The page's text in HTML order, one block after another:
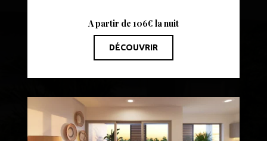
A partir de 106€ la nuit
DÉCOUVRIR